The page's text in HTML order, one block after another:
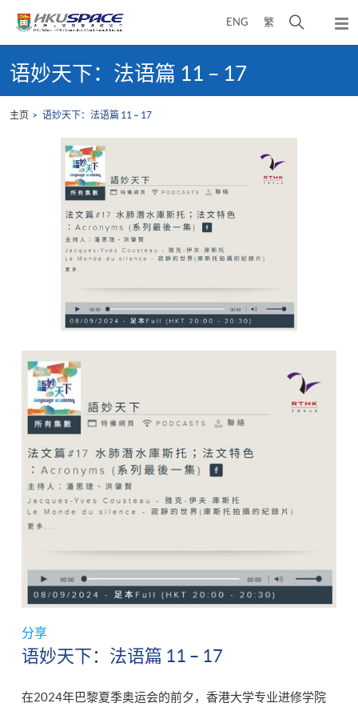
ENG 繁
开
弹
出
单
content
start语妙天下：法语篇 11 – 17
主页 语妙天下：法语篇 11 – 17
分享
语妙天下：法语篇 11 – 17
在2024年巴黎夏季奥运会的前夕，香港大学专业进修学院